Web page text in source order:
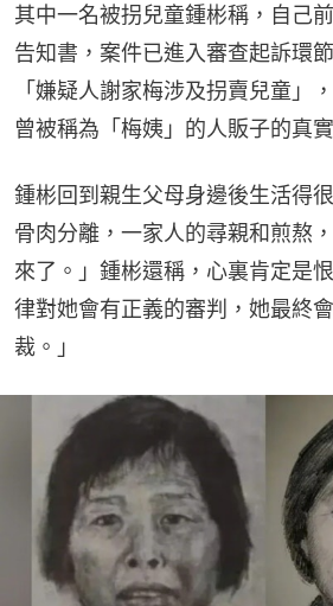
其中一名被拐兒童鍾彬稱，自己
告知書，案件已進入審查起訴環
「嫌疑人謝家梅涉及拐賣兒童」
曾被稱為「梅姨」的人販子的真
鍾彬回到親生父母身邊後生活得
骨肉分離，一家人的尋親和煎熬
來了。」鍾彬還稱，心裏肯定是
律對她會有正義的審判，她最終
裁。」